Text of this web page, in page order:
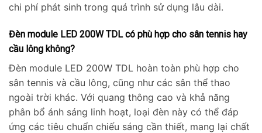
chi phí phát sinh trong quá trình sử dụng lâu dài.
Đèn module LED 200W TDL có phù hợp cho sân tennis hay
cầu lông không?
Đèn module LED 200W TDL hoàn toàn phù hợp cho
sân tennis và cầu lông, cũng như các sân thể thao
ngoài trời khác. Với quang thông cao và khả năng
phân bổ ánh sáng linh hoạt, loại đèn này có thể đáp
ứng các tiêu chuẩn chiếu sáng cần thiết, mang lại chất